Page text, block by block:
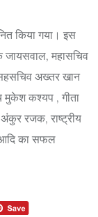
किया गया। इस
महासचिव
सहसचिव अख्तर खान
मुकेश कश्यप , गीता
अंकुर रजक, राष्ट्रीय
आदि का सफल